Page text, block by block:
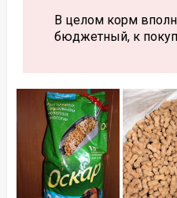
В целом корм
бюджетный, к